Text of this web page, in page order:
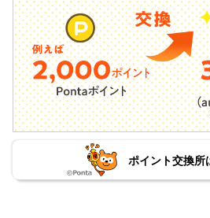
ポイント交換所